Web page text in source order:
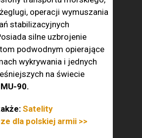
operacji wymuszania
stabilizacyjnych
silne uzbrojenie
podwodnym opierające
wykrywania i jednych
na świecie
90.
Satelity
dla polskiej armii >>